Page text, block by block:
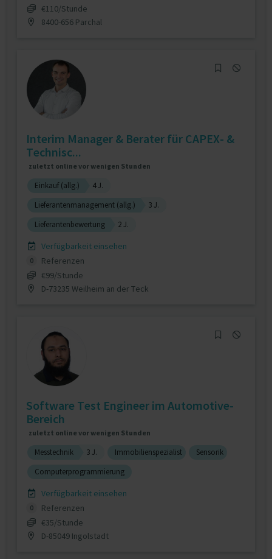
€110/Stunde
8400-656 Parchal
Interim Manager & Berater für CAPEX- &
Technisc...
zuletzt online vor wenigen Stunden
Einkauf (allg.)
4 J.
Lieferantenmanagement (allg.)
3 J.
Lieferantenbewertung
2 J.
Verfügbarkeit einsehen
0
Referenzen
€99/Stunde
D-73235 Weilheim an der Teck
Software Test Engineer im Automotive-
Bereich
zuletzt online vor wenigen Stunden
Messtechnik 3 J. Immobilienspezialist
Sensorik
Computerprogrammierung
Verfügbarkeit einsehen
0
Referenzen
€35/Stunde
D-85049 Ingolstadt